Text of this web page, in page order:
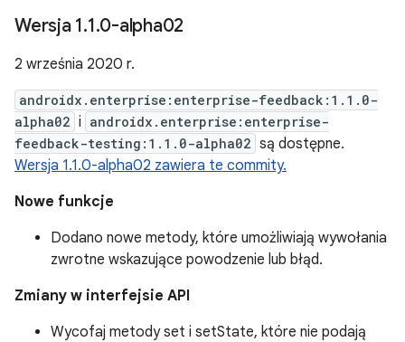
Wersja 1.1.0-alpha02
2 września 2020 r.
androidx.enterprise:enterprise-feedback:1.1.0-
alpha02 i androidx.enterprise:enterprise-
feedback-testing:1.1.0-alpha02 są dostępne.
Wersja 1.1.0-alpha02 zawiera te commity.
Nowe funkcje
Dodano nowe metody, które umożliwiają wywołania
zwrotne wskazujące powodzenie lub błąd.
Zmiany w interfejsie API
Wycofaj metody set i setState, które nie podają